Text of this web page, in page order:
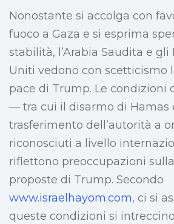
Nonostante si accolga con
fuoco a Gaza e si esprima
stabilità, l’Arabia Saudita e gli
Uniti vedono con scetticismo
pace di Trump. Le condizioni
— tra cui il disarmo di Hamas
trasferimento dell’autorità a
riconosciuti a livello
riflettono preoccupazioni
proposte di Trump. Secondo
www.israelhayom.com, ci si
queste condizioni si